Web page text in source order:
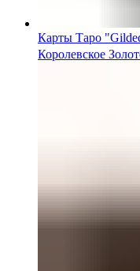
Карты Таро
Королевское